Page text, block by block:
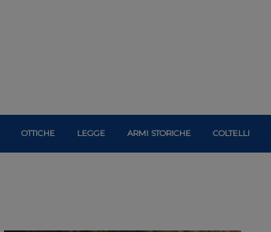
OTTICHE LEGGE ARMI STORICHE COLTELLI